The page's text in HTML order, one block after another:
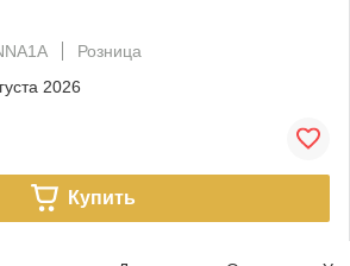
Розница
2026
Купить